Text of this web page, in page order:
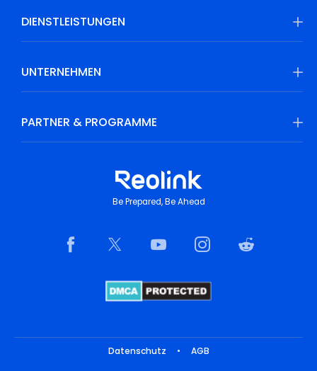
DIENSTLEISTUNGEN
UNTERNEHMEN
PARTNER & PROGRAMME
Be Prepared, Be Ahead
Datenschutz • AGB